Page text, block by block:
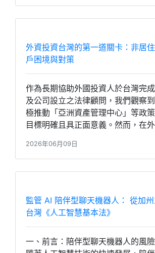
外資投資台灣的第一道關卡：非居
戶困境與對策
作為長期協助外國投資人於台灣完
及公司設立之法律顧問，我們觀察
極推動「亞洲資產管理中心」等政
目標明確且具正面意義。然而，在
2026年06月09日
監管 AI 陪伴型聊天機器人： 從加
台灣《人工智慧基本法》
一、前言：陪伴型聊天機器人的風